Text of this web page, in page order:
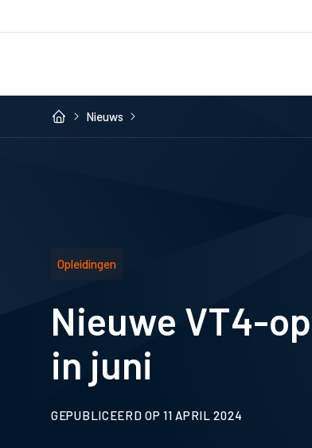
Nieuws
Opleidingen
Nieuwe VT4-
in juni
GEPUBLICEERD OP 11 APRIL 2024